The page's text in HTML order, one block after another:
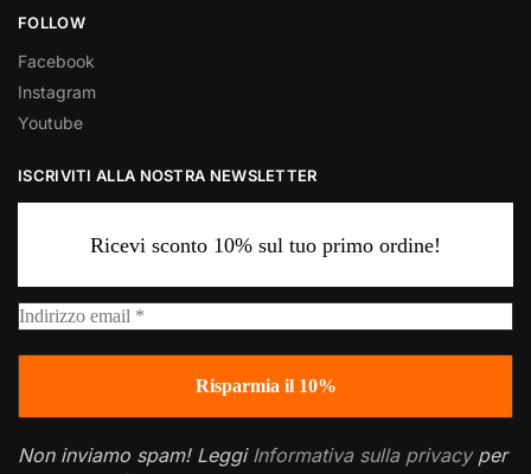
FOLLOW
Facebook
Instagram
Youtube
ISCRIVITI ALLA NOSTRA NEWSLETTER
Ricevi sconto 10% sul tuo primo ordine!
Non inviamo spam! Leggi Informativa sulla privacyper